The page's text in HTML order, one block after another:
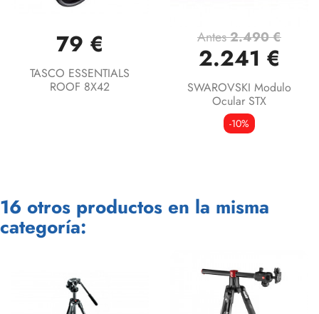
79 €
TASCO ESSENTIALS
ROOF 8X42
Antes2.490 €
2.241 €
SWAROVSKI Modulo
Ocular STX
-10%
16 otros productos en la misma
categoría: